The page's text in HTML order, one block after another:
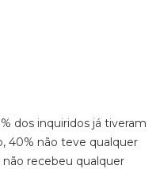
dos inquiridos já tiveram
40% não teve qualquer
não recebeu qualquer